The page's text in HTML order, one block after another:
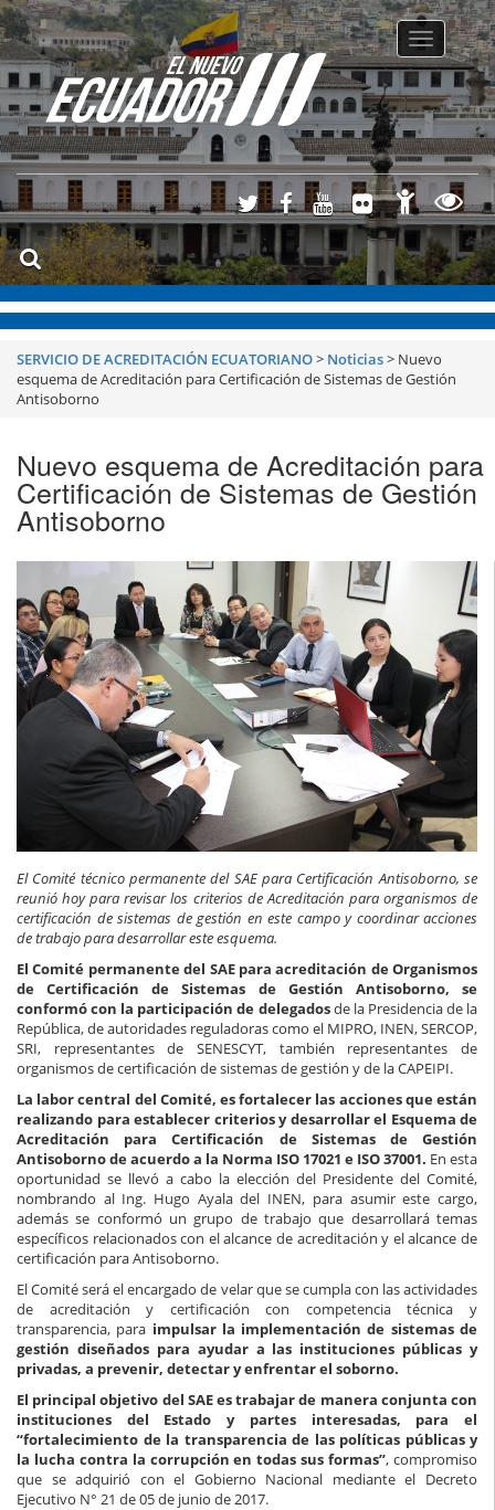
Toggle
SERVICIO DE ACREDITACIÓN ECUATORIANO> Noticias> Nuevo
esquema de Acreditación para Certificación de Sistemas de Gestión
Antisoborno
Nuevo esquema de Acreditación para
Certificación de Sistemas de Gestión
Antisoborno
El Comité técnico permanente del SAE para Certificación Antisoborno, se
reunió hoy para revisar los criterios de Acreditación para organismos de
certificación de sistemas de gestión en este campo y coordinar acciones
de trabajo para desarrollar este esquema.
El Comité permanente del SAE para acreditación de Organismos
de Certificación de Sistemas de Gestión Antisoborno, se
conformó con la participación de delegadosde la Presidencia de la
República, de autoridades reguladoras como el MIPRO, INEN, SERCOP,
SRI, representantes de SENESCYT, también representantes de
organismos de certificación de sistemas de gestión y de la CAPEIPI.
La labor central del Comité, es fortalecer las acciones que están
realizando para establecer criterios y desarrollar el Esquema de
Acreditación para Certificación de Sistemas de Gestión
Antisoborno de acuerdo a la Norma ISO 17021 e ISO 37001. En esta
oportunidad se llevó a cabo la elección del Presidente del Comité,
nombrando al Ing. Hugo Ayala del INEN, para asumir este cargo,
además se conformó un grupo de trabajo que desarrollará temas
específicos relacionados con el alcance de acreditación y el alcance de
certificación para Antisoborno.
El Comité será el encargado de velar que se cumpla con las actividades
de acreditación y certificación con competencia técnica y
transparencia, para impulsar la implementación de sistemas de
gestión diseñados para ayudar a las instituciones públicas y
privadas, a prevenir, detectar y enfrentar el soborno.
El principal objetivo del SAE es trabajar de manera conjunta con
instituciones del Estado y partes interesadas, para el
“fortalecimiento de la transparencia de las políticas públicas y
la lucha contra la corrupción en todas sus formas”, compromiso
que se adquirió con el Gobierno Nacional mediante el Decreto
Ejecutivo N° 21 de 05 de junio de 2017.